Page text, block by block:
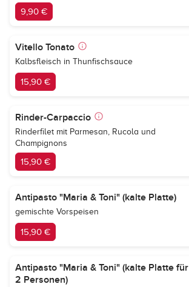
9,90 €
Vitello Tonato
Kalbsfleisch in Thunfischsauce
15,90 €
Rinder-Carpaccio
Rinderfilet mit Parmesan, Rucola und
Champignons
15,90 €
Antipasto "Maria & Toni" (kalte Platte)
gemischte Vorspeisen
15,90 €
Antipasto "Maria & Toni" (kalte Platte für
2 Personen)